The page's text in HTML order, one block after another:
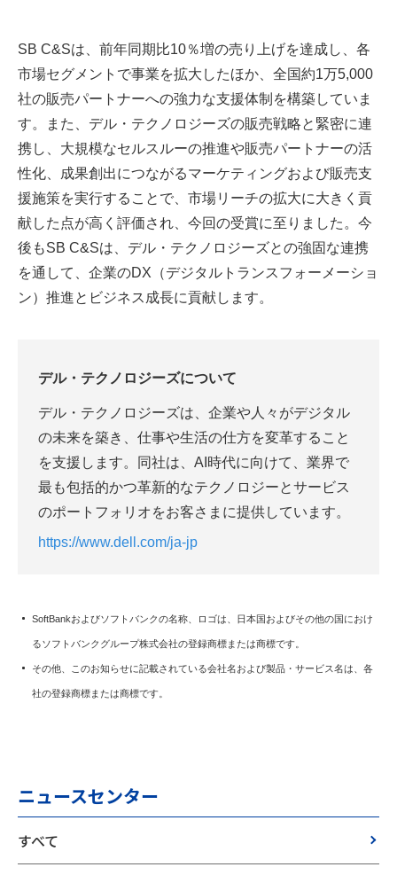
SB C&Sは、前年同期比10％増の売り上げを達成し、各
市場セグメントで事業を拡大したほか、全国約1万5,000
社の販売パートナーへの強力な支援体制を構築していま
す。また、デル・テクノロジーズの販売戦略と緊密に連
携し、大規模なセルスルーの推進や販売パートナーの活
性化、成果創出につながるマーケティングおよび販売支
援施策を実行することで、市場リーチの拡大に大きく貢
献した点が高く評価され、今回の受賞に至りました。今
後もSB C&Sは、デル・テクノロジーズとの強固な連携
を通して、企業のDX（デジタルトランスフォーメーショ
ン）推進とビジネス成長に貢献します。
デル・テクノロジーズについて
デル・テクノロジーズは、企業や人々がデジタル
の未来を築き、仕事や生活の仕方を変革すること
を支援します。同社は、AI時代に向けて、業界で
最も包括的かつ革新的なテクノロジーとサービス
のポートフォリオをお客さまに提供しています。
https://www.dell.com/ja-jp
SoftBankおよびソフトバンクの名称、ロゴは、日本国およびその他の国におけ
るソフトバンクグループ株式会社の登録商標または商標です。
その他、このお知らせに記載されている会社名および製品・サービス名は、各
社の登録商標または商標です。
ニュースセンター
すべて